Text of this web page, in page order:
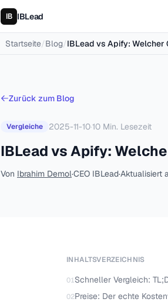
IBLead
Startseite/Blog/IBLead vs Apify:
Zurück zum Blog
Vergleiche 2025-11-10·10 Min. Lesezeit
IBLead vs Apify:
Von Ibrahim Demol·CEO IBLead·Aktualisiert
INHALTSVERZEICHNIS
01Schneller Vergleich:
02Preise: Der echte